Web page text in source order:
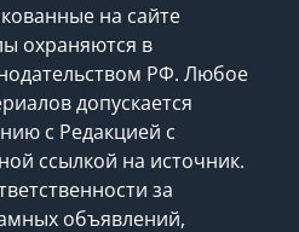
на сайте
охраняются в
РФ. Любое
допускается
с Редакцией с
ссылкой на источник.
за
объявлений,